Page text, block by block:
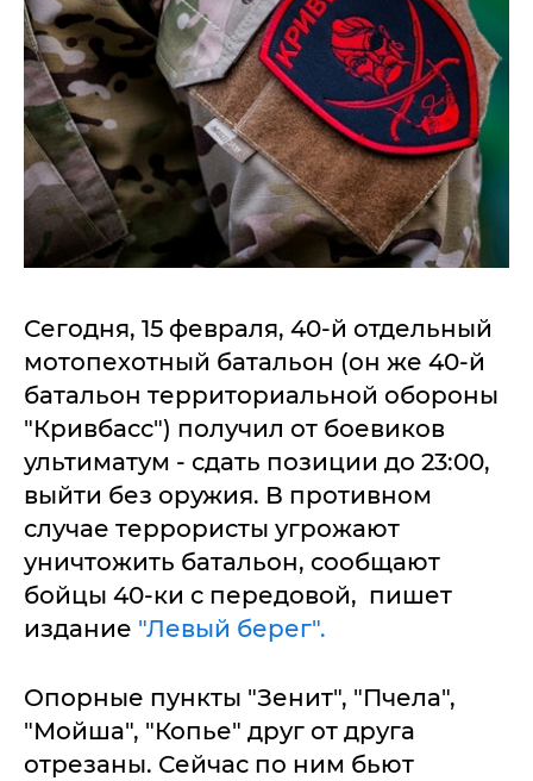
Сегодня, 15 февраля, 40-й отдельный
мотопехотный батальон (он же 40-й
батальон территориальной обороны
"Кривбасс") получил от боевиков
ультиматум - сдать позиции до 23:00,
выйти без оружия. В противном
случае террористы угрожают
уничтожить батальон, сообщают
бойцы 40-ки с передовой, пишет
издание "Левый берег".
Опорные пункты "Зенит", "Пчела",
"Мойша", "Копье" друг от друга
отрезаны. Сейчас по ним бьют